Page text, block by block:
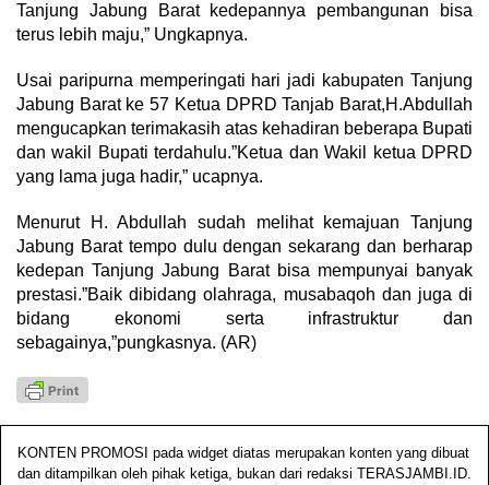
Tanjung Jabung Barat kedepannya pembangunan bisa
terus lebih maju,” Ungkapnya.
Usai paripurna memperingati hari jadi kabupaten Tanjung
Jabung Barat ke 57 Ketua DPRD Tanjab Barat,H.Abdullah
mengucapkan terimakasih atas kehadiran beberapa Bupati
dan wakil Bupati terdahulu.”Ketua dan Wakil ketua DPRD
yang lama juga hadir,” ucapnya.
Menurut H. Abdullah sudah melihat kemajuan Tanjung
Jabung Barat tempo dulu dengan sekarang dan berharap
kedepan Tanjung Jabung Barat bisa mempunyai banyak
prestasi.”Baik dibidang olahraga, musabaqoh dan juga di
bidang ekonomi serta infrastruktur dan
sebagainya,”pungkasnya. (AR)
KONTEN PROMOSI pada widget diatas merupakan konten yang dibuat
dan ditampilkan oleh pihak ketiga, bukan dari redaksi TERASJAMBI.ID.